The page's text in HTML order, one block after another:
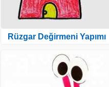
Rüzgar Değirmeni Yapımı